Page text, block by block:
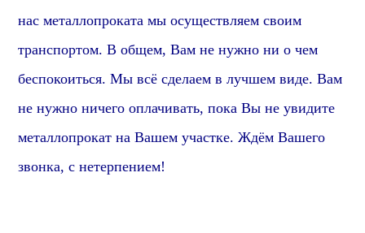
нас металлопроката мы осуществляем своим
транспортом. В общем, Вам не нужно ни о чем
беспокоиться. Мы всё сделаем в лучшем виде. Вам
не нужно ничего оплачивать, пока Вы не увидите
металлопрокат на Вашем участке. Ждём Вашего
звонка, с нетерпением!